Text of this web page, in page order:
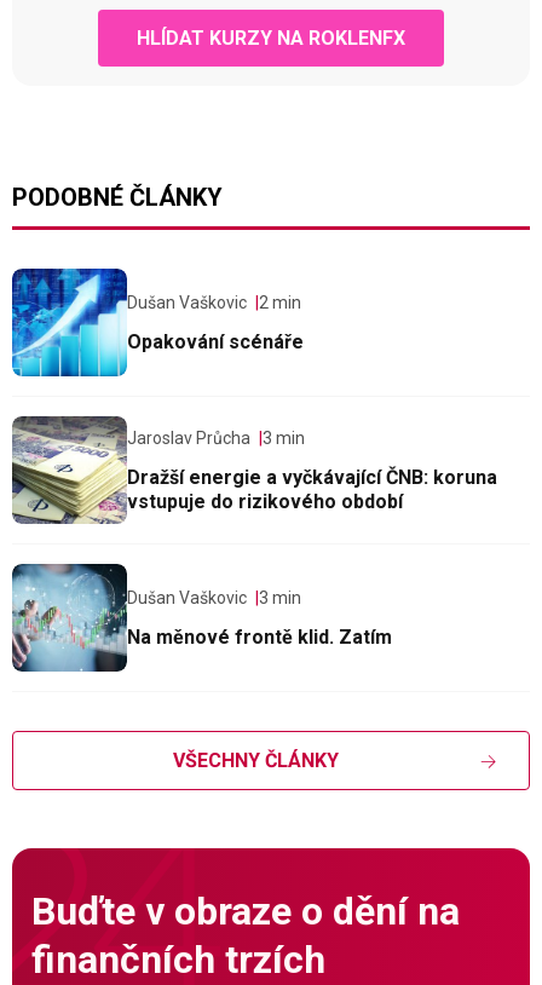
HLÍDAT KURZY NA ROKLENFX
PODOBNÉ ČLÁNKY
Dušan Vaškovic 2 min
Opakování scénáře
Jaroslav Průcha 3 min
Dražší energie a vyčkávající ČNB: koruna
vstupuje do rizikového období
Dušan Vaškovic 3 min
Na měnové frontě klid. Zatím
VŠECHNY ČLÁNKY
Buďte v obraze o dění na
finančních trzích